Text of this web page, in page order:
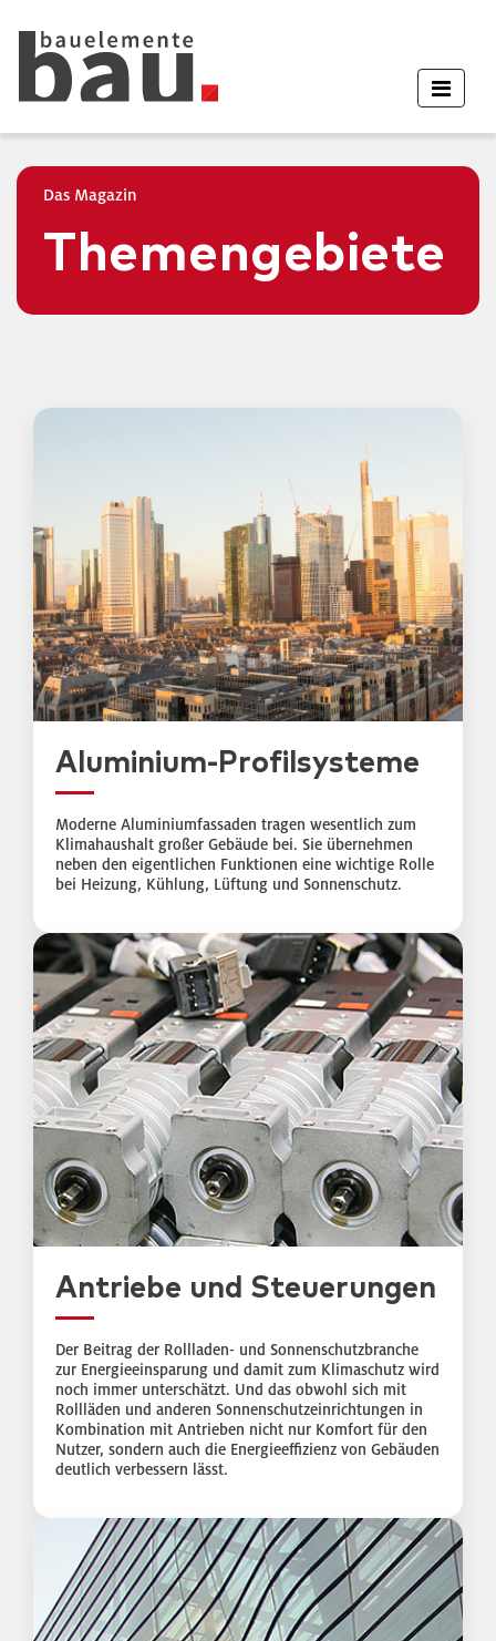
Das Magazin
Themengebiete
Aluminium-Profilsysteme
Moderne Aluminiumfassaden tragen wesentlich zum
Klimahaushalt großer Gebäude bei. Sie übernehmen
neben den eigentlichen Funktionen eine wichtige Rolle
bei Heizung, Kühlung, Lüftung und Sonnenschutz.
Antriebe und Steuerungen
Der Beitrag der Rollladen- und Sonnenschutzbranche
zur Energieeinsparung und damit zum Klimaschutz wird
noch immer unterschätzt. Und das obwohl sich mit
Rollläden und anderen Sonnenschutzeinrichtungen in
Kombination mit Antrieben nicht nur Komfort für den
Nutzer, sondern auch die Energieeffizienz von Gebäuden
deutlich verbessern lässt.